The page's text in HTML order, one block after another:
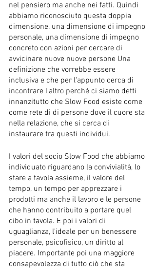
nel pensiero ma anche nei fatti. Quindi
abbiamo riconosciuto questa doppia
dimensione, una dimensione di impegno
personale, una dimensione di impegno
concreto con azioni per cercare di
avvicinare nuove nuove persone Una
definizione che vorrebbe essere
inclusiva e che per l'appunto cerca di
incontrare l'altro perché ci siamo detti
innanzitutto che Slow Food esiste come
come rete di di persone dove il cuore sta
nella relazione, che si cerca di
instaurare tra questi individui.
I valori del socio Slow Food che abbiamo
individuato riguardano la convivialità, lo
stare a tavola assieme, il valore del
tempo, un tempo per apprezzare i
prodotti ma anche il lavoro e le persone
che hanno contribuito a portare quel
cibo in tavola. E poi i valori di
uguaglianza, l'ideale per un benessere
personale, psicofisico, un diritto al
piacere. Importante poi una maggiore
consapevolezza di tutto ciò che sta